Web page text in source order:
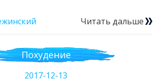
Читать дальше
Похудение
2017-12-13